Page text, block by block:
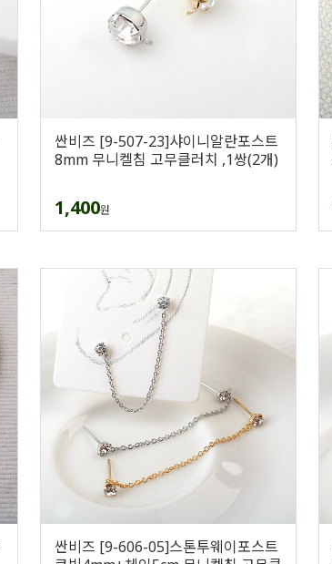
싼비즈 [9-507-23]샤이니알란포스트
8mm 무니켈침 고무클러치 ,1쌍(2개)
1,400원
싼비즈 [9-606-05]스톤투웨이포스트